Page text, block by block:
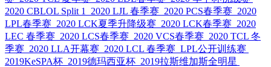
2020 CBLOL Split 1
2020 LJL 春季赛 2020 PCS春季赛 2020
LPL春季赛 2020 LCK夏季升降级赛 2020 LCK春季赛 2020
LEC 春季赛 2020 LCS春季赛 2020 VCS春季赛 2020 TCL 冬
季赛 2020 LLA开幕赛 2020 LCL 春季赛 LPL公开训练赛
2019KeSPA杯 2019德玛西亚杯 2019拉斯维加斯全明星